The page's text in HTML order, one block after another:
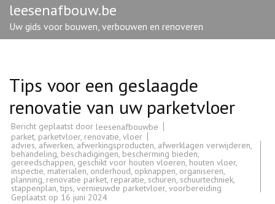
leesenafbouw.be
Uw gids voor bouwen, verbouwen en renoveren
Tips voor een geslaagde
renovatie van uw parketvloer
Bericht geplaatst door leesenafbouwbe
parket, parketvloer, renovatie, vloer
advies, afwerken, afwerkingsproducten, afwerklagen verwijderen,
behandeling, beschadigingen, bescherming bieden,
gereedschappen, geschikt voor houten vloeren, houten vloer,
inspectie, materialen, onderhoud, opknappen, organiseren,
planning, renovatie parket, reparatie, schuren, schuurtechniek,
stappenplan,tips, vernieuwde parketvloer, voorbereiding
Geplaatst op 16 juni 2024